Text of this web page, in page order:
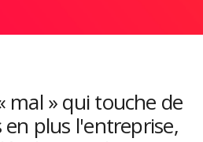
mal » qui touche de
en plus l'entreprise,